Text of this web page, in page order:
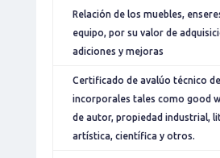
Relación de los muebles,
equipo, por su valor de
adiciones y mejoras
Certificado de avalúo técnico
incorporales tales como good
de autor, propiedad industrial,
artística, científica y otros.